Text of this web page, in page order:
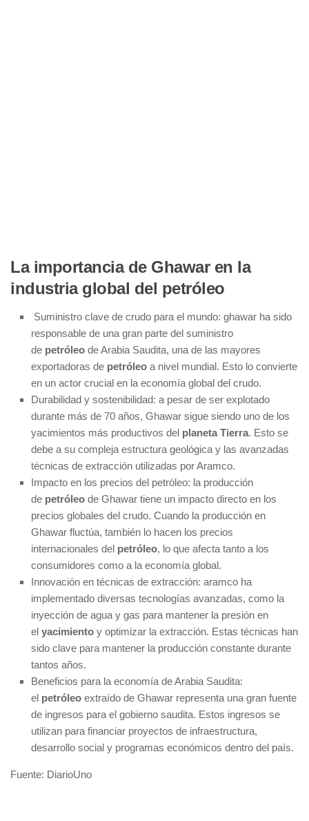
La importancia de Ghawar en la
industria global del petróleo
Suministro clave de crudo para el mundo: ghawar ha sido
responsable de una gran parte del suministro
de petróleo de Arabia Saudita, una de las mayores
exportadoras de petróleo a nivel mundial. Esto lo convierte
en un actor crucial en la economía global del crudo.
Durabilidad y sostenibilidad: a pesar de ser explotado
durante más de 70 años, Ghawar sigue siendo uno de los
yacimientos más productivos del planeta Tierra. Esto se
debe a su compleja estructura geológica y las avanzadas
técnicas de extracción utilizadas por Aramco.
Impacto en los precios del petróleo: la producción
de petróleo de Ghawar tiene un impacto directo en los
precios globales del crudo. Cuando la producción en
Ghawar fluctúa, también lo hacen los precios
internacionales del petróleo, lo que afecta tanto a los
consumidores como a la economía global.
Innovación en técnicas de extracción: aramco ha
implementado diversas tecnologías avanzadas, como la
inyección de agua y gas para mantener la presión en
el yacimiento y optimizar la extracción. Estas técnicas han
sido clave para mantener la producción constante durante
tantos años.
Beneficios para la economía de Arabia Saudita:
el petróleo extraído de Ghawar representa una gran fuente
de ingresos para el gobierno saudita. Estos ingresos se
utilizan para financiar proyectos de infraestructura,
desarrollo social y programas económicos dentro del país.
Fuente: DiarioUno